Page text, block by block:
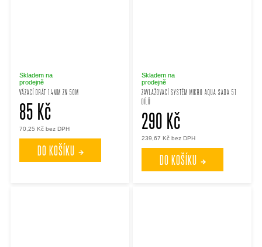
VÁZACÍ DRÁT 1.4MM ZN 50M
Skladem na
prodejně
70,25 Kč bez DPH
85 Kč
DO KOŠÍKU
ZAVLAŽOVACÍ SYSTÉM MIKRO AQUA SADA 51
DÍLŮ
Skladem na
prodejně
239,67 Kč bez DPH
290 Kč
DO KOŠÍKU